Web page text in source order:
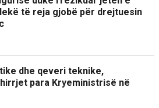
të reja gjobë për drejtuesin
dhe qeveri teknike,
para Kryeministrisë në